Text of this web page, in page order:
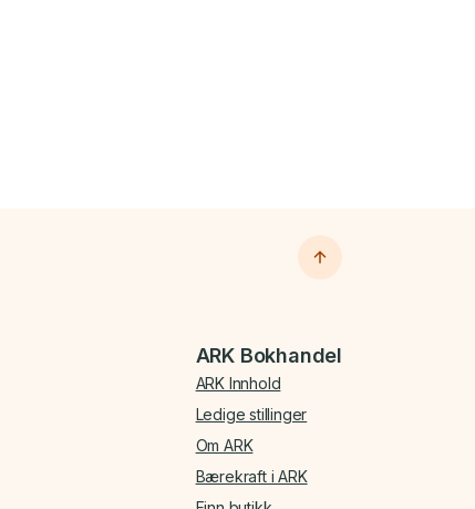
ARK Bokhandel
ARK Innhold
Ledige stillinger
Om ARK
Bærekraft i ARK